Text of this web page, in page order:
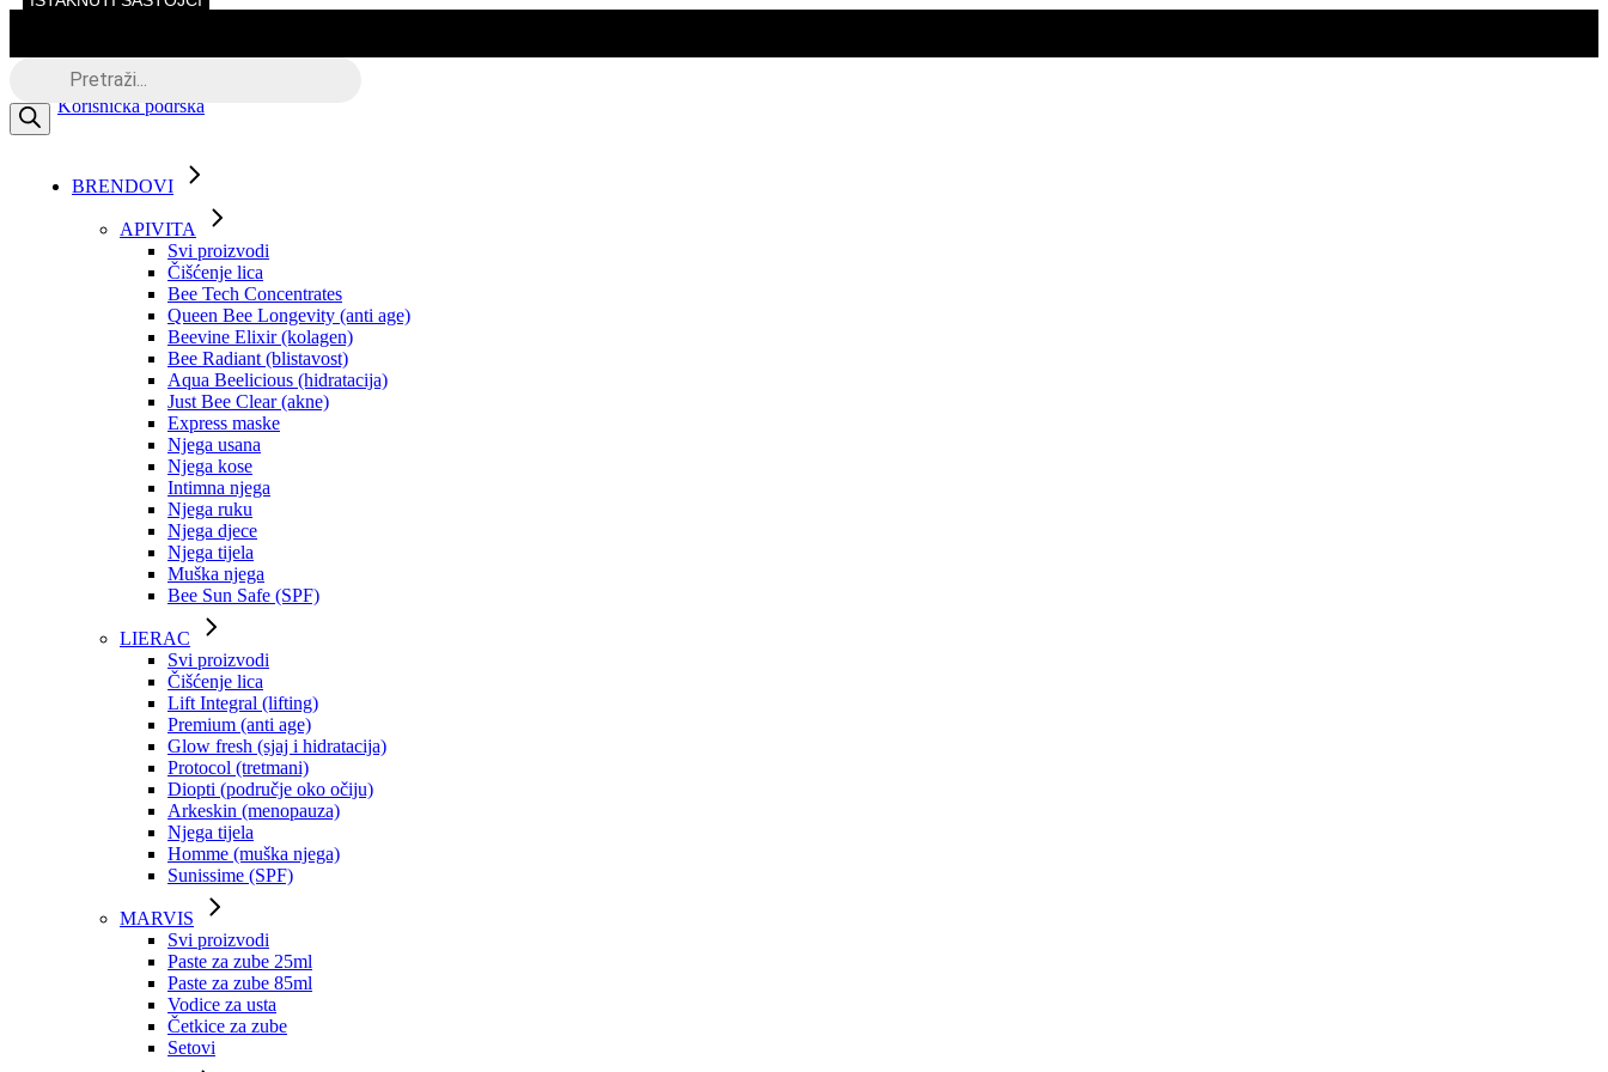
the
Korisnička podrška
BRENDOVI
APIVITA
Svi proizvodi
Čišćenje lica
Bee Tech Concentrates
Queen Bee Longevity (anti age)
Beevine Elixir (kolagen)
Bee Radiant (blistavost)
Aqua Beelicious (hidratacija)
Just Bee Clear (akne)
Express maske
Njega usana
Njega kose
Intimna njega
Njega ruku
Njega djece
Njega tijela
Muška njega
Bee Sun Safe (SPF)
LIERAC
Svi proizvodi
Čišćenje lica
Lift Integral (lifting)
Premium (anti age)
Glow fresh (sjaj i hidratacija)
Protocol (tretmani)
Diopti (područje oko očiju)
Arkeskin (menopauza)
Njega tijela
Homme (muška njega)
Sunissime (SPF)
MARVIS
Svi proizvodi
Paste za zube 25ml
Paste za zube 85ml
Vodice za usta
Četkice za zube
Setovi